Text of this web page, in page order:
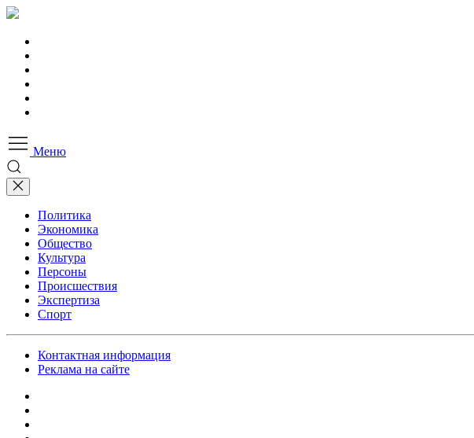
Меню
Политика
Экономика
Общество
Культура
Персоны
Происшествия
Экспертиза
Спорт
Контактная информация
Реклама на сайте